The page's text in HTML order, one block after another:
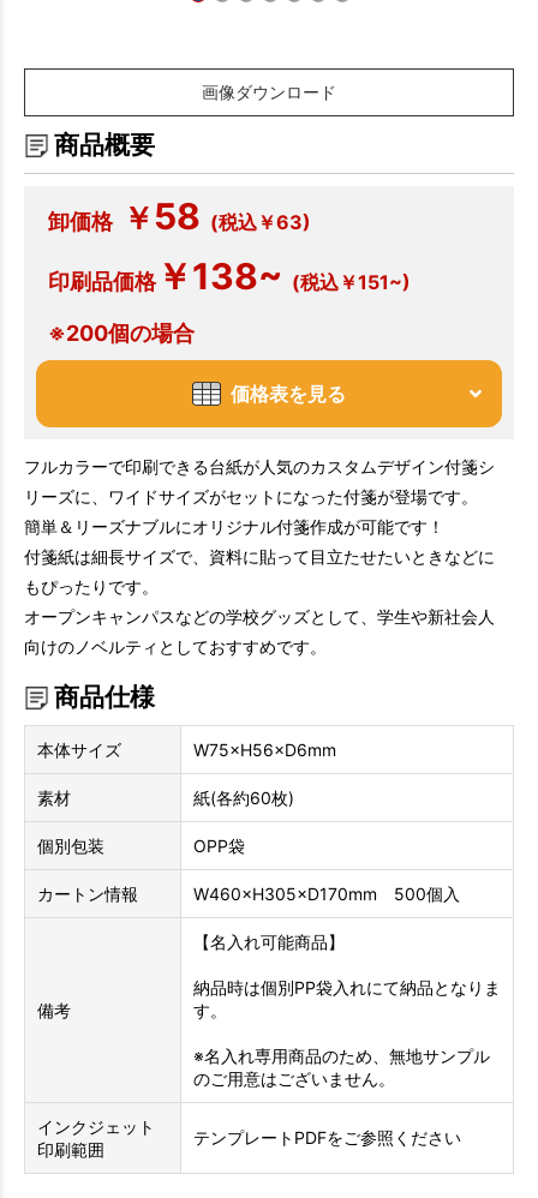
画像ダウンロード
商品概要
卸価格 ￥58 (税込￥63)
印刷品価格￥138~ (税込￥151~)
※200個の場合
価格表を見る
フルカラーで印刷できる台紙が人気のカスタムデザイン付箋シ
リーズに、ワイドサイズがセットになった付箋が登場です。
簡単＆リーズナブルにオリジナル付箋作成が可能です！
付箋紙は細長サイズで、資料に貼って目立たせたいときなどに
もぴったりです。
オープンキャンパスなどの学校グッズとして、学生や新社会人
向けのノベルティとしておすすめです。
商品仕様
本体サイズ W75×H56×D6mm
素材 紙(各約60枚)
個別包装 OPP袋
カートン情報 W460×H305×D170mm 500個入
備考
【名入れ可能商品】
納品時は個別PP袋入れにて納品となりま
す。
※名入れ専用商品のため、無地サンプル
のご用意はございません。
インクジェット
印刷範囲
テンプレートPDFをご参照ください